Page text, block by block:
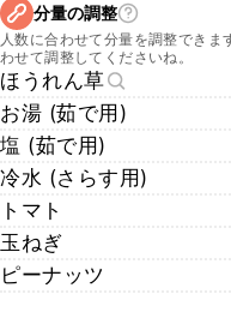
分量の調整
人数に合わせて分量を調整でき
わせて調整してくださいね。
ほうれん草
お湯 (茹で用)
塩 (茹で用)
冷水 (さらす用)
トマト
玉ねぎ
ピーナッツ